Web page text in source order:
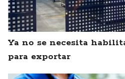
Ya no se necesita
para exportar